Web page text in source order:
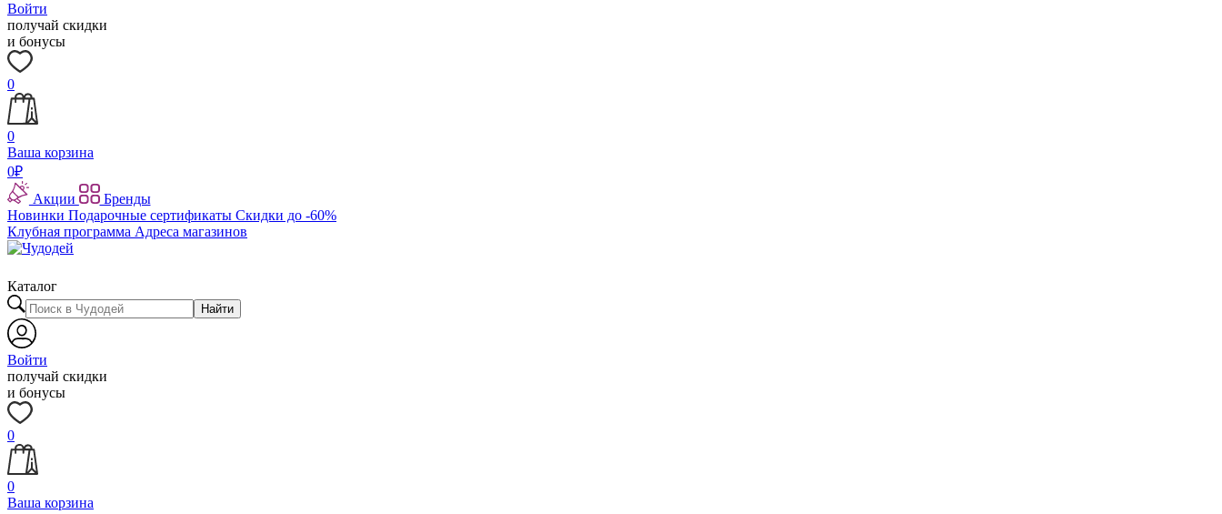
Войти
получай скидки
и бонусы
0
0
Ваша корзина
0₽
Акции
Бренды
Новинки Подарочные сертификаты Скидки до -60%
Клубная программа Адреса магазинов
Каталог
Найти
Войти
получай скидки
и бонусы
0
0
Ваша корзина